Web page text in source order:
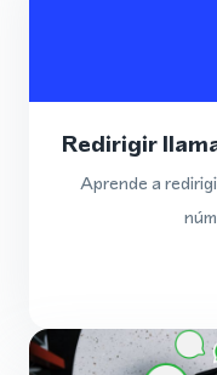
Redirigir
Aprende a